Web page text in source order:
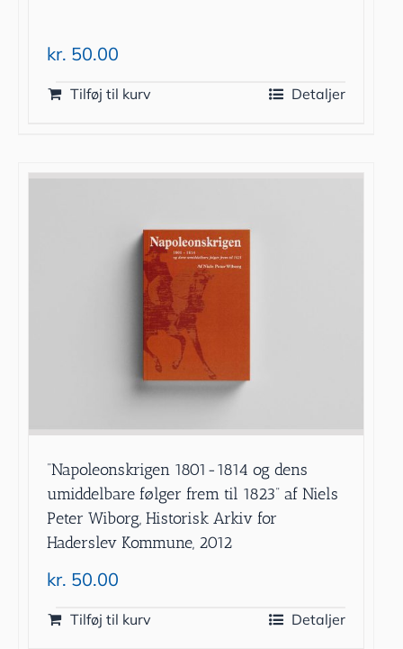
kr. 50.00
Tilføj til kurv Detaljer
”Napoleonskrigen 1801-1814 og dens
umiddelbare følger frem til 1823” af Niels
Peter Wiborg, Historisk Arkiv for
Haderslev Kommune, 2012
kr. 50.00
Tilføj til kurv Detaljer